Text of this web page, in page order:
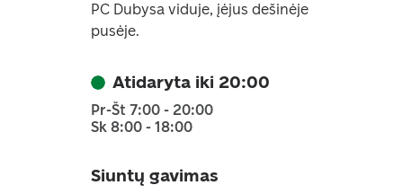
PC Dubysa viduje, įėjus dešinėje
pusėje.
Atidaryta iki 20:00
Pr-Št 7:00 - 20:00
Sk 8:00 - 18:00
Siuntų gavimas